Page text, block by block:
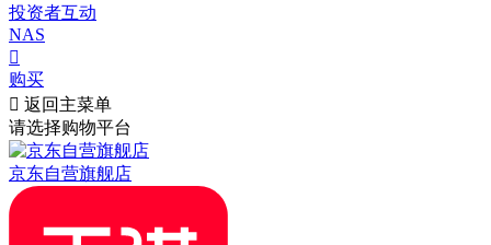
投资者互动
NAS

购买
 返回主菜单
请选择购物平台
京东自营旗舰店